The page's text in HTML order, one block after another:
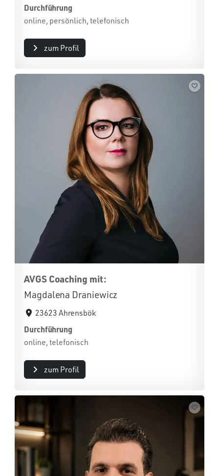
Durchführung
online, persönlich, telefonisch
zum Profil
AVGS Coaching mit:
Magdalena Draniewicz
23623 Ahrensbök
Durchführung
online, telefonisch
zum Profil